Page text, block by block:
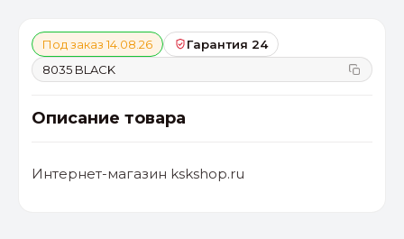
Под заказ 14.08.26
Гарантия 24
8035 BLACK
Описание товара
Интернет-магазин kskshop.ru